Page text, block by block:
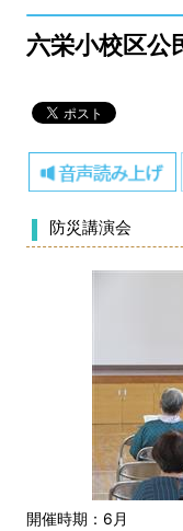
六栄小校区公
防災講演会
開催時期：6月